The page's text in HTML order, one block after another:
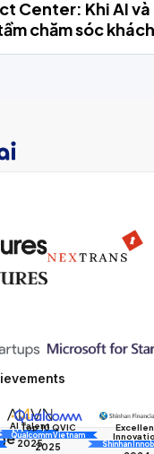
Center: Khi AI
chăm sóc
AI Talent
AI Awards
2025 Shinhan
Top 10 QVIC
Qualcomm Vietnam
2025